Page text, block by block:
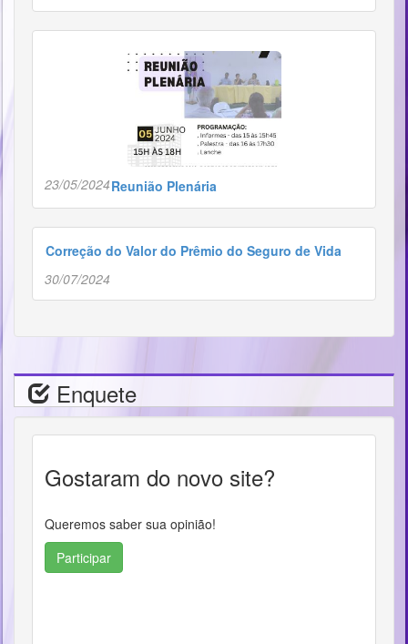
Reunião Plenária
23/05/2024
Correção do Valor do Prêmio do Seguro de Vida
30/07/2024
Enquete
Gostaram do novo site?
Queremos saber sua opinião!
Participar